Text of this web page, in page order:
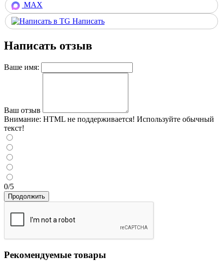
MAX
Написать
Написать отзыв
Ваше имя:
Ваш отзыв
Внимание: HTML не поддерживается! Используйте обычный
текст!
0/5
Продолжить
Рекомендуемые товары